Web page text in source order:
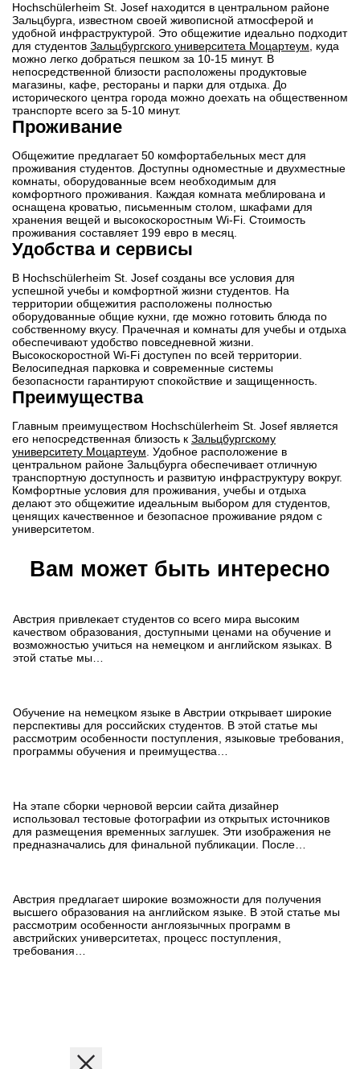
Hochschülerheim St. Josef находится в центральном районе
Зальцбурга, известном своей живописной атмосферой и
удобной инфраструктурой. Это общежитие идеально подходит
для студентов Зальцбургского университета Моцартеум , куда
можно легко добраться пешком за 10-15 минут. В
непосредственной близости расположены продуктовые
магазины, кафе, рестораны и парки для отдыха. До
исторического центра города можно доехать на общественном
транспорте всего за 5-10 минут.
Проживание
Общежитие предлагает 50 комфортабельных мест для
проживания студентов. Доступны одноместные и двухместные
комнаты, оборудованные всем необходимым для
комфортного проживания. Каждая комната меблирована и
оснащена кроватью, письменным столом, шкафами для
хранения вещей и высокоскоростным Wi-Fi. Стоимость
проживания составляет 199 евро в месяц.
Удобства и сервисы
В Hochschülerheim St. Josef созданы все условия для
успешной учебы и комфортной жизни студентов. На
территории общежития расположены полностью
оборудованные общие кухни, где можно готовить блюда по
собственному вкусу. Прачечная и комнаты для учебы и отдыха
обеспечивают удобство повседневной жизни.
Высокоскоростной Wi-Fi доступен по всей территории.
Велосипедная парковка и современные системы
безопасности гарантируют спокойствие и защищенность.
Преимущества
Главным преимуществом Hochschülerheim St. Josef является
его непосредственная близость к Зальцбургскому
университету Моцартеум . Удобное расположение в
центральном районе Зальцбурга обеспечивает отличную
транспортную доступность и развитую инфраструктуру вокруг.
Комфортные условия для проживания, учебы и отдыха
делают это общежитие идеальным выбором для студентов,
ценящих качественное и безопасное проживание рядом с
университетом.
Вам может быть интересно
Австрия привлекает студентов со всего мира высоким
качеством образования, доступными ценами на обучение и
возможностью учиться на немецком и английском языках. В
этой статье мы…
Обучение на немецком языке в Австрии открывает широкие
перспективы для российских студентов. В этой статье мы
рассмотрим особенности поступления, языковые требования,
программы обучения и преимущества…
На этапе сборки черновой версии сайта дизайнер
использовал тестовые фотографии из открытых источников
для размещения временных заглушек. Эти изображения не
предназначались для финальной публикации. После…
Австрия предлагает широкие возможности для получения
высшего образования на английском языке. В этой статье мы
рассмотрим особенности англоязычных программ в
австрийских университетах, процесс поступления,
требования…